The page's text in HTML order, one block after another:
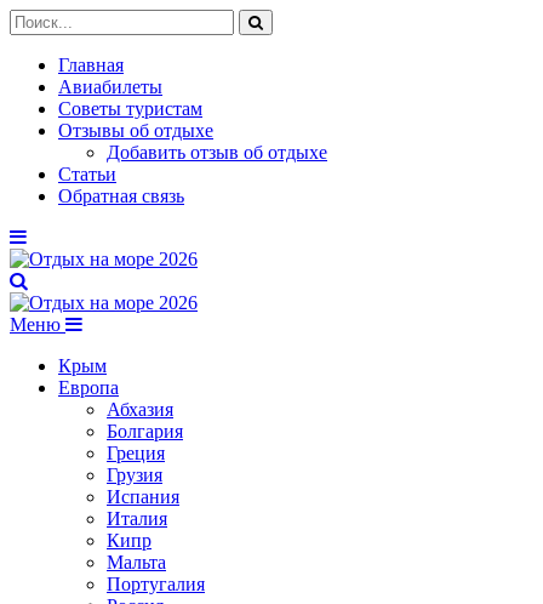
Главная
Авиабилеты
Советы туристам
Отзывы об отдыхе
Добавить отзыв об отдыхе
Статьи
Обратная связь
Меню
Крым
Европа
Абхазия
Болгария
Греция
Грузия
Испания
Италия
Кипр
Мальта
Португалия